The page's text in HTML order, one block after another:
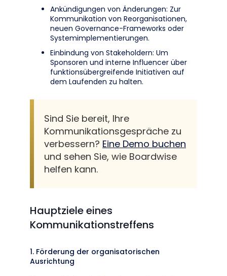
Ankündigungen von Änderungen: Zur
Kommunikation von Reorganisationen,
neuen Governance-Frameworks oder
Systemimplementierungen.
Einbindung von Stakeholdern: Um
Sponsoren und interne Influencer über
funktionsübergreifende Initiativen auf
dem Laufenden zu halten.
Sind Sie bereit, Ihre
Kommunikationsgespräche zu
verbessern? Eine Demo buchen
und sehen Sie, wie Boardwise
helfen kann.
Hauptziele eines
Kommunikationstreffens
1. Förderung der organisatorischen
Ausrichtung